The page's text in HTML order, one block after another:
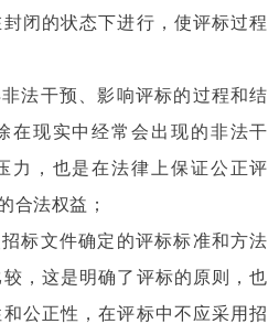
闭的状态下进行，使评标过程
法干预、影响评标的过程和结
在现实中经常会出现的非法干
力，也是在法律上保证公正评
合法权益；
标文件确定的评标标准和方法
，这是明确了评标的原则，也
公正性，在评标中不应采用招